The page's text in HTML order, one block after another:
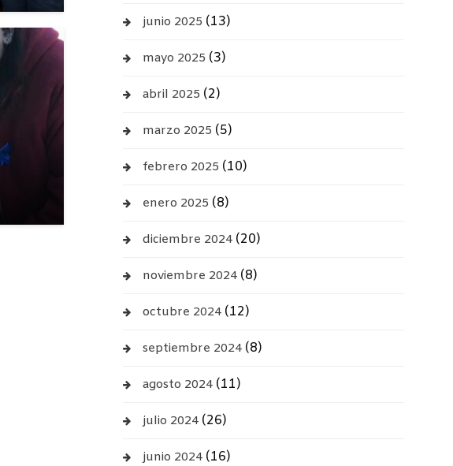
junio 2025 (13)
mayo 2025 (3)
abril 2025 (2)
marzo 2025 (5)
febrero 2025 (10)
enero 2025 (8)
diciembre 2024 (20)
noviembre 2024 (8)
octubre 2024 (12)
septiembre 2024 (8)
agosto 2024 (11)
julio 2024 (26)
junio 2024 (16)